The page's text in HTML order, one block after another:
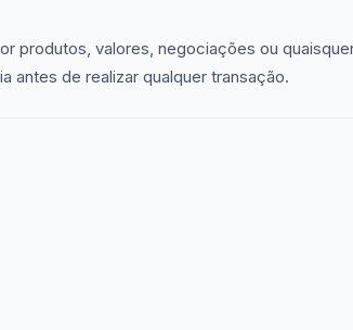
produtos, valores, negociações ou
antes de realizar qualquer transação.